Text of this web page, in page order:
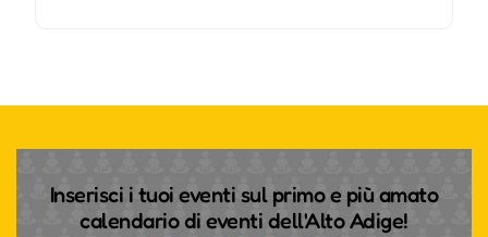
Inserisci i tuoi eventi sul primo e più amato
calendario di eventi dell'Alto Adige!